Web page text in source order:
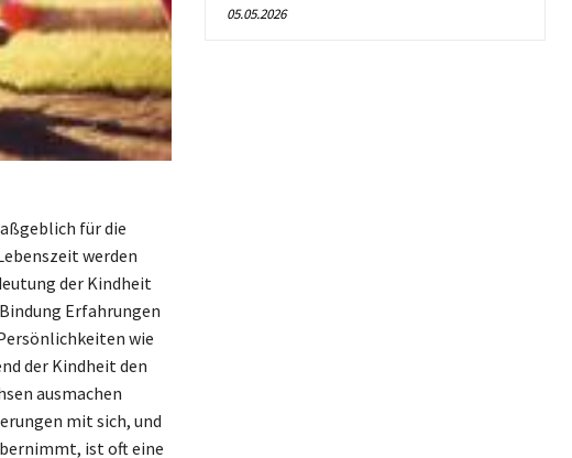
für die
werden
der Kindheit
Erfahrungen
wie
der Kindheit den
ausmachen
mit sich, und
ist oft eine
05.05.2026